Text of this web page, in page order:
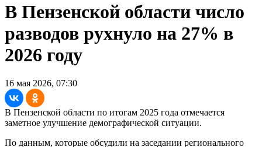
В Пензенской области число
разводов рухнуло на 27% в
2026 году
16 мая 2026, 07:30
В Пензенской области по итогам 2025 года отмечается
заметное улучшение демографической ситуации.
По данным, которые обсудили на заседании регионального